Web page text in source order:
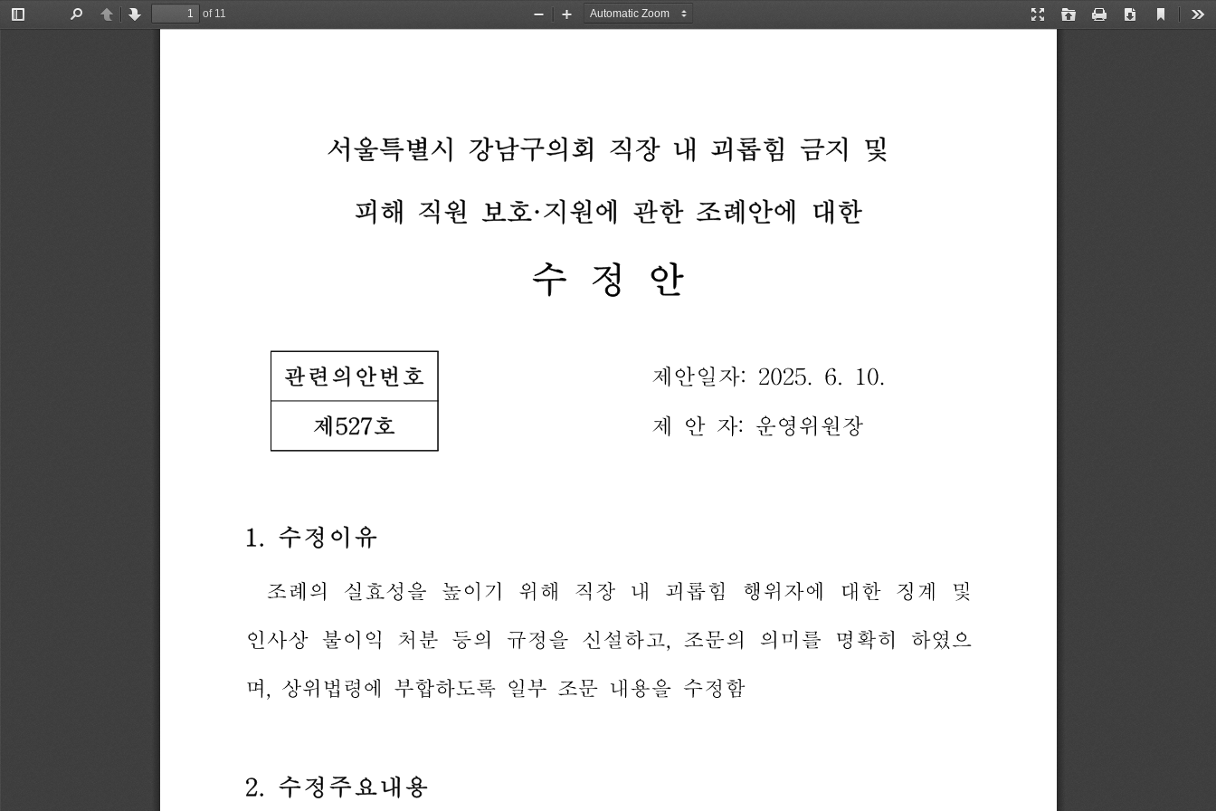
Toggle
PreviousNext
of 11
Presentation
Open Print Download
Current
Zoom
Zoom
서울특별시 강남구의회 직장 내 괴롭힘 금지 및
피해 직원 보호· 지원에 관한 조례안에 대한
수 정 안
관련의안번호 제안일자: 2025. 6.
10.
제527호 제 안 자: 운영위원장
1. 수정이유
조례의 실효성을 높이기 위해 직장 내 괴롭힘 행위자에 대한 징계 및
인사상 불이익 처분 등의 규정을 신설하고 조문의 의미를 명확히 하였으
며 상위법령에 부합하도록 일부 조문 내용을 수정함
2. 수정주요내용